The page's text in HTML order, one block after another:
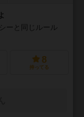
ーと同じルール
8
持ってる